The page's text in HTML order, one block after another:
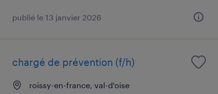
publié le 13 janvier 2026
chargé de prévention (f/h)
roissy-en-france, val-d'oise